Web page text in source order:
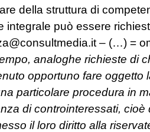
della struttura di
integrale può essere
– (…) =
analoghe richieste di
opportuno fare
particolare procedura in
di controinteressati, cioè
il loro diritto alla